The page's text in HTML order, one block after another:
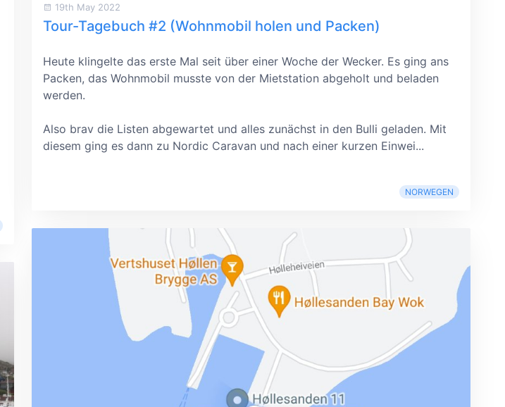
19th May 2022
Tour-Tagebuch #2 (Wohnmobil holen und Packen)
Heute klingelte das erste Mal seit über einer Woche der Wecker. Es ging ans
Packen, das Wohnmobil musste von der Mietstation abgeholt und beladen
werden.
Also brav die Listen abgewartet und alles zunächst in den Bulli geladen. Mit
diesem ging es dann zu Nordic Caravan und nach einer kurzen Einwei...
NORWEGEN